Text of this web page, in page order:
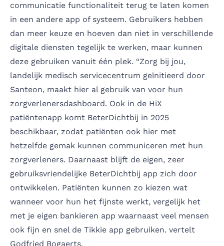
communicatie functionaliteit terug te laten komen
in een andere app of systeem. Gebruikers hebben
dan meer keuze en hoeven dan niet in verschillende
digitale diensten tegelijk te werken, maar kunnen
deze gebruiken vanuit één plek. “Zorg bij jou,
landelijk medisch servicecentrum geïnitieerd door
Santeon, maakt hier al gebruik van voor hun
zorgverlenersdashboard. Ook in de HiX
patiëntenapp komt BeterDichtbij in 2025
beschikbaar, zodat patiënten ook hier met
hetzelfde gemak kunnen communiceren met hun
zorgverleners. Daarnaast blijft de eigen, zeer
gebruiksvriendelijke BeterDichtbij app zich door
ontwikkelen. Patiënten kunnen zo kiezen wat
wanneer voor hun het fijnste werkt, vergelijk het
met je eigen bankieren app waarnaast veel mensen
ook fijn en snel de Tikkie app gebruiken. vertelt
Godfried Bogaerts.